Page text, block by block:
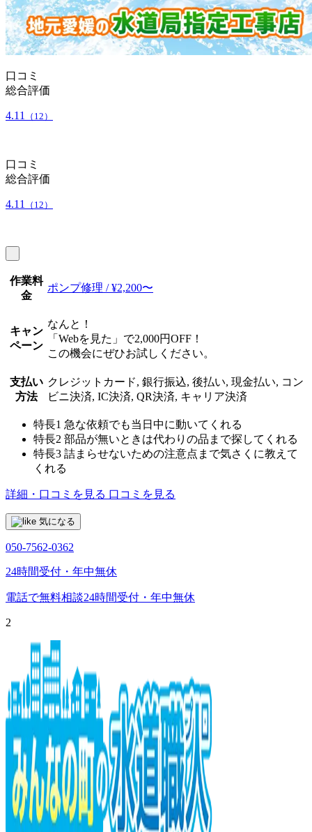
口コミ
総合評価
4.11 （12）
口コミ
総合評価
4.11 （12）
作業料
金
ポンプ修理 / ¥2,200〜
キャン
ペーン
なんと！
「Webを見た」で2,000円OFF！
この機会にぜひお試しください。
支払い
方法
クレジットカード, 銀行振込, 後払い, 現金払い, コン
ビニ決済, IC決済, QR決済, キャリア決済
特長1 急な依頼でも当日中に動いてくれる
特長2 部品が無いときは代わりの品まで探してくれる
特長3 詰まらせないための注意点まで気さくに教えて
くれる
詳細・口コミを見る 口コミを見る
気になる
050-7562-0362
24時間受付・年中無休
電話で無料相談24時間受付・年中無休
2